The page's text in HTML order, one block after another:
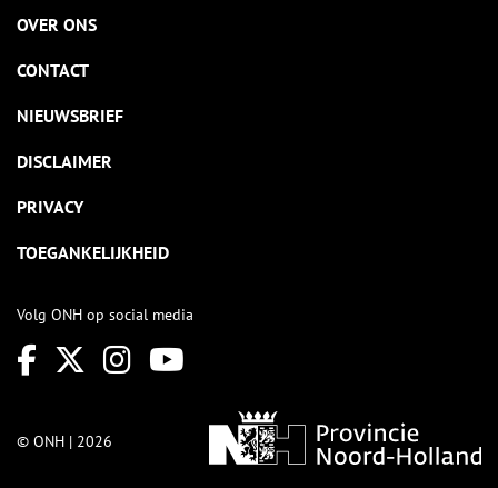
OVER ONS
CONTACT
NIEUWSBRIEF
DISCLAIMER
PRIVACY
TOEGANKELIJKHEID
Volg ONH op social media
© ONH | 2026